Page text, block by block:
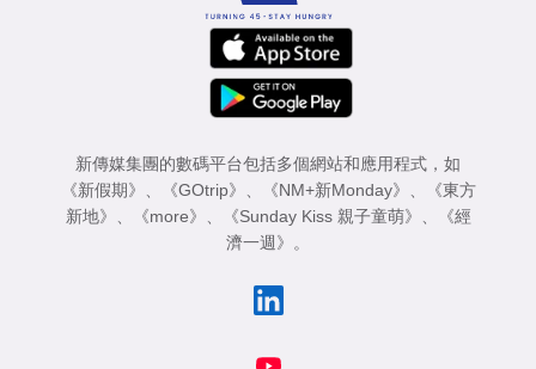
新傳媒集團的數碼平台包括多個網站和應用程式，如
《新假期》
《GOtrip》 《NM+新Monday》
《東方
新地》
《more》 《Sunday Kiss 親子童萌》
《經
濟一週》
。